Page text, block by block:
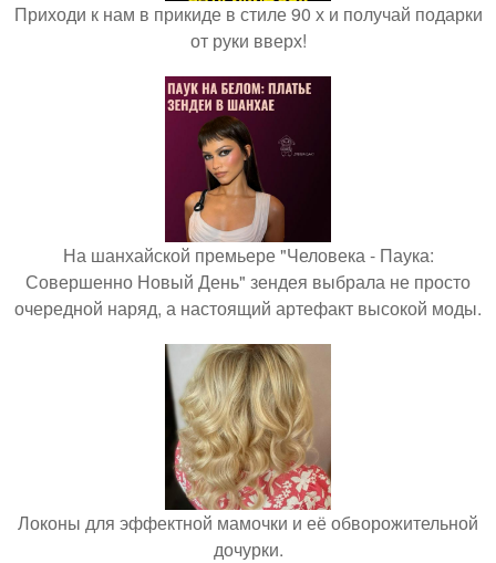
Приходи к нам в прикиде в стиле 90 х и получай подарки
от руки вверх!
На шанхайской премьере "Человека - Паука:
Совершенно Новый День" зендея выбрала не просто
очередной наряд, а настоящий артефакт высокой моды.
Локоны для эффектной мамочки и её обворожительной
дочурки.